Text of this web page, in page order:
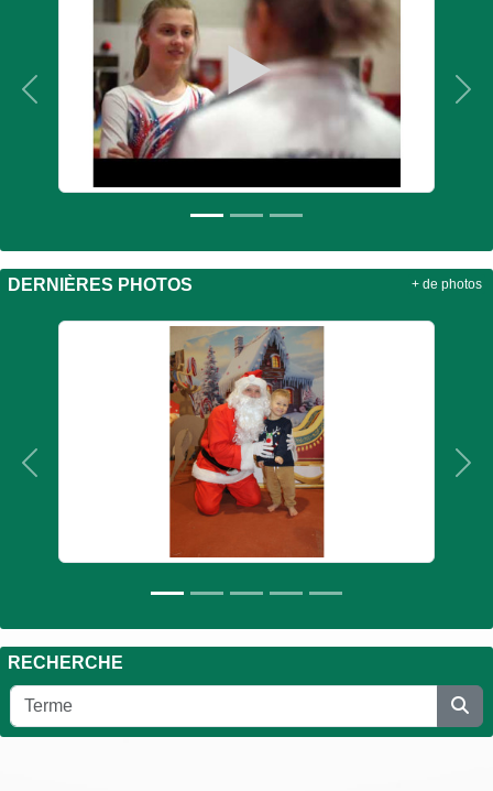
Précedent
DERNIÈRES PHOTOS
Précedent
+ de photos
RECHERCHE